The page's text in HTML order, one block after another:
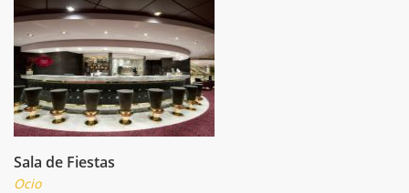
Sala de Fiestas
Ocio